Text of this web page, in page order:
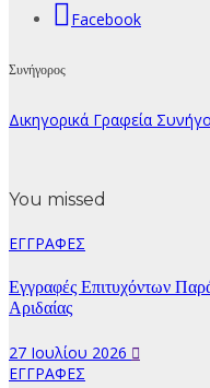
Facebook
Συνήγορος
Δικηγορικά Γραφεία
You missed
ΕΓΓΡΑΦΕΣ
Εγγραφές Επιτυχόντων
Αριδαίας
27 Ιουλίου 2026
ΕΓΓΡΑΦΕΣ